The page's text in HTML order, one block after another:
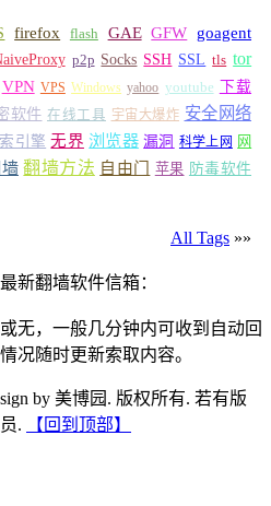
firefox flash GAE GFW
goagent
p2p Socks SSH SSL tls tor
VPN VPS Windows yahoo youtube 下载
软件 在线工具 宇宙大爆炸 安全网络
引擎 无界 浏览器 漏洞 科学上网 网
翻墙方法 自由门 苹果 防毒软件
All Tags »»
新翻墙软件信箱：
无，一般几分钟内可收到自动回
况随时更新索取内容。
by 美博园. 版权所有. 若有版
.
【回到顶部】